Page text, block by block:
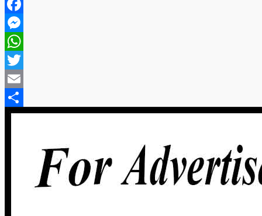
Facebook
Messenger
WhatsApp
Twitter
Email
Share